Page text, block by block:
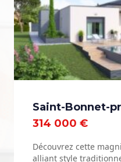
Saint-Bonnet-
314 000 €
Découvrez cette
alliant style